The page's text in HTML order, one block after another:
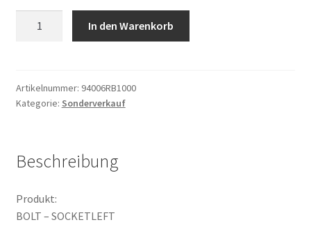
In den Warenkorb
Artikelnummer: 94006RB1000
Kategorie: Sonderverkauf
Beschreibung
Produkt:
BOLT – SOCKETLEFT